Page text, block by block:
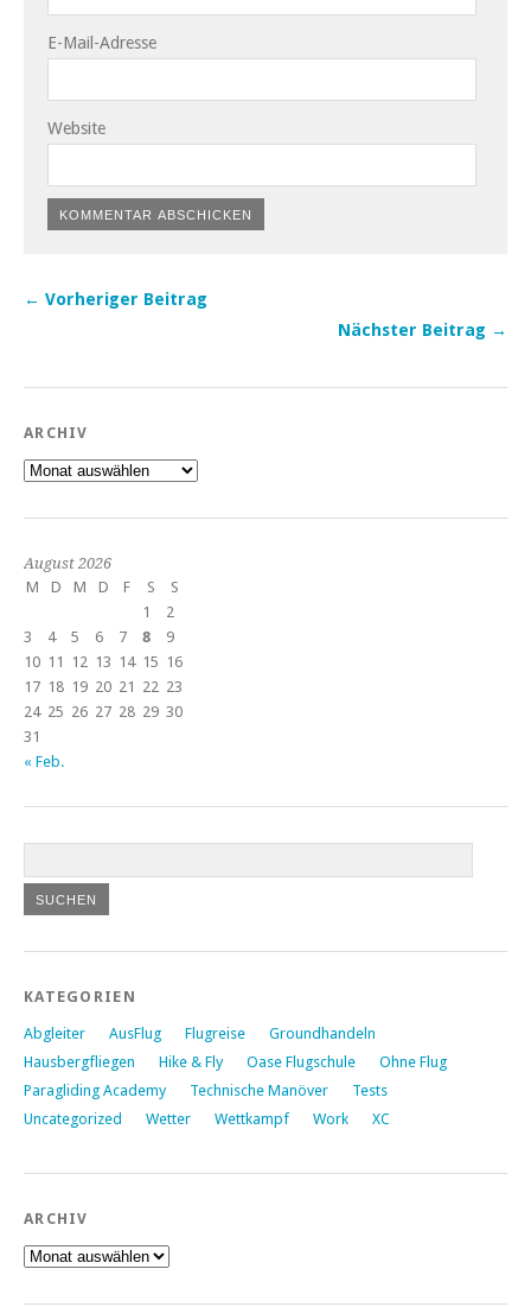
E-Mail-Adresse
Website
← Vorheriger Beitrag
Nächster Beitrag →
ARCHIV
Archiv
August 2026
M
D M D F S
S
1
2
3
4 5 6 7 8
9
10 11 12 13 14 15 16
17 18 19 20 21 22 23
24 25 26 27 28 29 30
31
« Feb.
KATEGORIEN
Abgleiter AusFlug Flugreise
Groundhandeln
Hausbergfliegen
Hike & Fly Oase Flugschule
Ohne Flug
Paragliding Academy
Technische Manöver
Tests
Uncategorized
Wetter Wettkampf Work XC
ARCHIV
Archiv